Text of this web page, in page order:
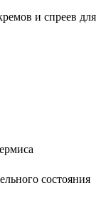
и спреев для
состояния